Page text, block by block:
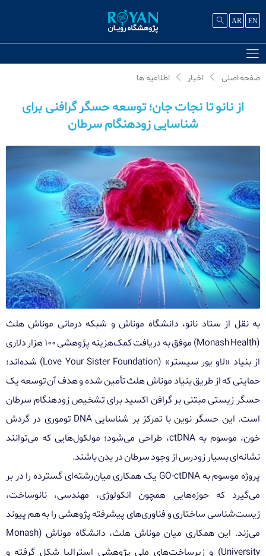
EN
AR
صفحه اصلی اخبار اطلاعیه ها
از نانو تا نجات جان؛ توسعه حسگر گرافنی برای
شناسایی زودهنگام سرطان
به نقل از ستاد نانو، دانشگاه موناش و شبکه درمانی موناش هلث
(Monash Health) موفق به دریافت کمک‌هزینه پژوهشی ۱۰۰ هزار دلاری
از بنیاد «لاو یور سیستر» (Love Your Sister Foundation) شده‌اند؛
حمایتی که از طریق بنیاد موناش هلث تأمین شده و هدف آن توسعه یک
حسگر زیستی مبتنی بر گرافن اکسید برای تشخیص زودهنگام سرطان
است. این حسگر نوین با تمرکز بر شناسایی DNA توموری در گردش
خون، موسوم به ctDNA، طراحی می‌شود؛ مولکول‌هایی که می‌توانند
نشانه‌ای بسیار زودرس از وجود سرطان در بدن باشند.
پروژه موسوم به GO-ctDNA یک همکاری میان‌رشته‌ای گسترده را در بر
می‌گیرد که حوزه‌هایی همچون انکولوژی، مهندسی، نانوساخت،
زیست‌شناسی ساختاری و فناوری‌های پیشرفته پژوهشی را به هم پیوند
می‌زند. این همکاری میان موناش هلث، دانشگاه موناش (Monash
University) و زیرساخت‌های ملی پژوهشی استرالیا شکل گرفته و